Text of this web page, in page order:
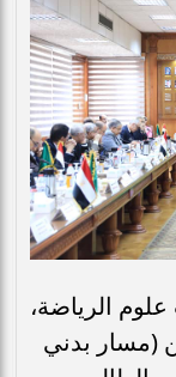
الرياضة،
(مسار بدني